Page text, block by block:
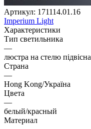
Артикул: 171114.01.16
Imperium Light
Характеристики
Тип светильника
—
люстра на стелю підвісна
Страна
—
Hong Kong/Україна
Цвета
—
белый/красный
Материал